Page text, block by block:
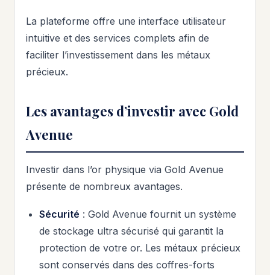
La plateforme offre une interface utilisateur
intuitive et des services complets afin de
faciliter l’investissement dans les métaux
précieux.
Les avantages d’investir avec Gold
Avenue
Investir dans l’or physique via Gold Avenue
présente de nombreux avantages.
Sécurité : Gold Avenue fournit un système
de stockage ultra sécurisé qui garantit la
protection de votre or. Les métaux précieux
sont conservés dans des coffres-forts